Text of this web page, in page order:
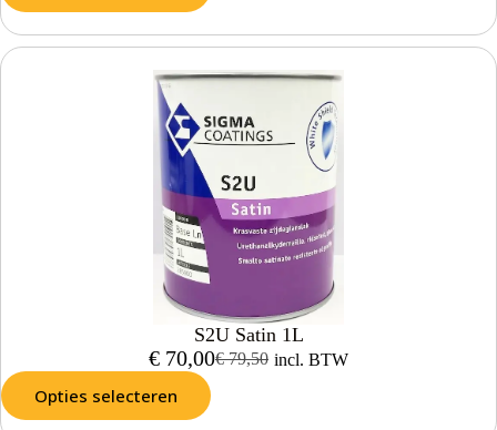
S2U Satin 1L
€79,50
€ 70,00 incl. BTW
Opties selecteren